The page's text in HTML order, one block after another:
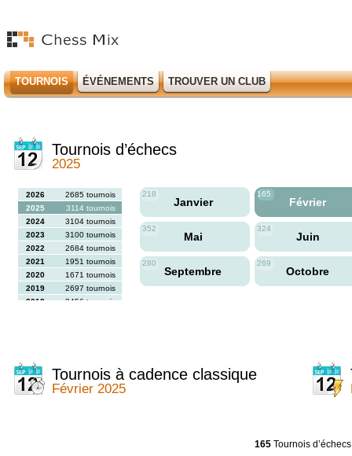
TOURNOIS ÉVÉNEMENTS TROUVER UN CLUB
Tournois d’échecs
2025
2026
2685 tournois
2025
3114 tournois
2024
3104 tournois
2023
3100 tournois
2022
2684 tournois
2021
1951 tournois
2020
1671 tournois
2019
2697 tournois
2018
2456 tournois
2013
2353 tournois
2012
2556 tournois
2011
2671 tournois
218
Janvier
165
Février
352
Mai
324
Juin
280
Septembre
269
Octobre
Tournois à cadence classique
Février 2025
165 Tournois d’échecs